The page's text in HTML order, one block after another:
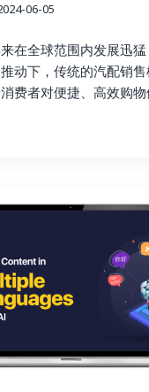
06-05
在全球范围内发展迅
动下，传统的汽配销
费者对便捷、高效购物
扩展市场覆盖面。独立